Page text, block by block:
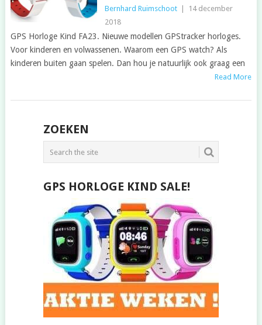
Bernhard Ruimschoot
14 december
2018
GPS Horloge Kind FA23. Nieuwe modellen GPStracker horloges.
Voor kinderen en volwassenen. Waarom een GPS watch? Als
kinderen buiten gaan spelen. Dan hou je natuurlijk ook graag een
Read More
POSTS
NAVIGATION
ZOEKEN
GPS HORLOGE KIND SALE!